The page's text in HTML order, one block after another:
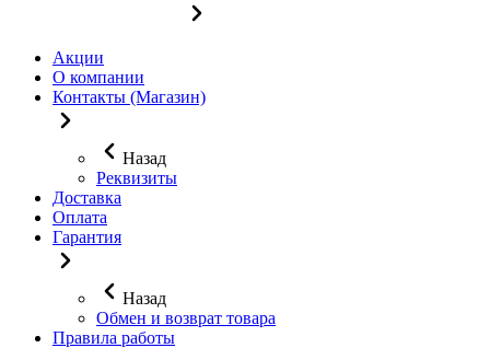
Акции
О компании
Контакты (Магазин)
Назад
Реквизиты
Доставка
Оплата
Гарантия
Назад
Обмен и возврат товара
Правила работы